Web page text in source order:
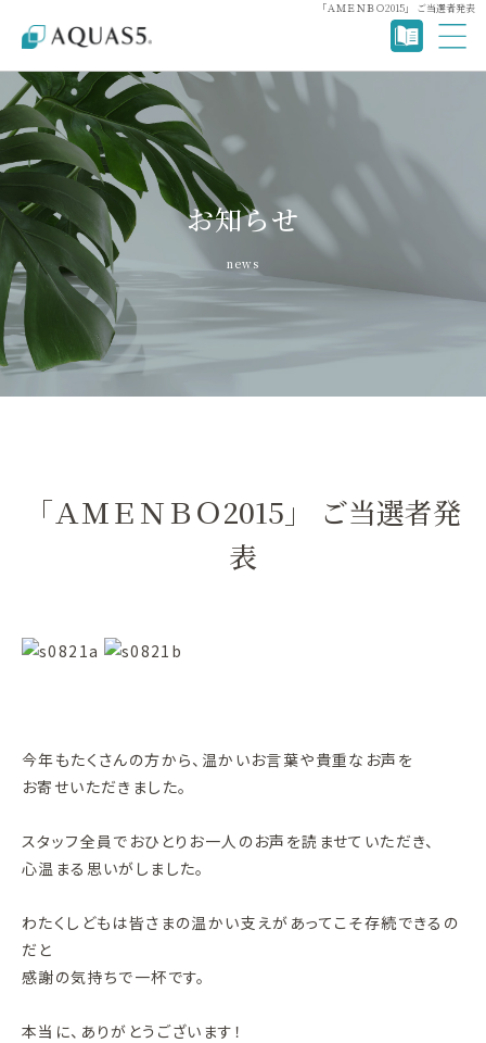
「ＡＭＥＮＢＯ2015」 ご当選者発表
お知らせ
news
「ＡＭＥＮＢＯ2015」 ご当選者発
表
今年もたくさんの方から、温かいお言葉や貴重なお声を
お寄せいただきました。
スタッフ全員でおひとりお一人のお声を読ませていただき、
心温まる思いがしました。
わたくしどもは皆さまの温かい支えがあってこそ存続できるの
だと
感謝の気持ちで一杯です。
本当に、ありがとうございます！